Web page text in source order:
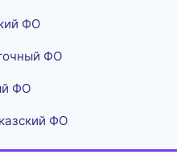
ФО
ФО
ФО
ФО